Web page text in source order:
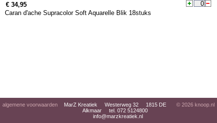
€ 34,95
Caran d'ache Supracolor Soft Aquarelle Blik 18stuks
algemene voorwaarden
MarZ Kreatiek Westerweg 32 1815 DE
Alkmaar tel. 072 5124800
info@marzkreatiek.nl
© 2026 knoop.nl